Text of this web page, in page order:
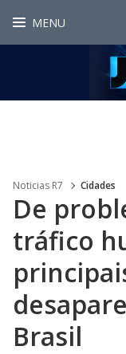
MENU
Noticias R7 Cidades
De
tráfico
Brasil